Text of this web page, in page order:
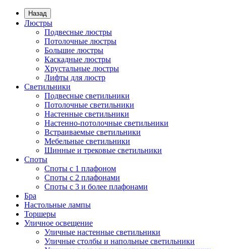
Назад
Люстры
Подвесные люстры
Потолочные люстры
Большие люстры
Каскадные люстры
Хрустальные люстры
Лифты для люстр
Светильники
Подвесные светильники
Потолочные светильники
Настенные светильники
Настенно-потолочные светильники
Встраиваемые светильники
Мебельные светильники
Шинные и трековые светильники
Споты
Споты с 1 плафоном
Споты с 2 плафонами
Споты с 3 и более плафонами
Бра
Настольные лампы
Торшеры
Уличное освещение
Уличные настенные светильники
Уличные столбы и напольные светильники